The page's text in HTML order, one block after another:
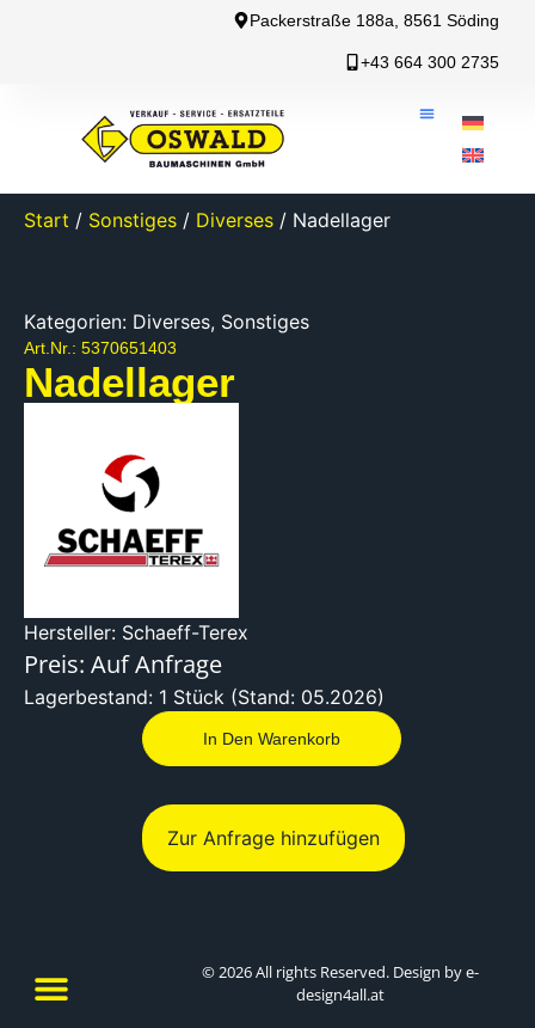
+43 664 300 2735
Packerstraße 188a, 8561 Söding
Start / Sonstiges / Diverses / Nadellager
Kategorien: Diverses, Sonstiges
Art.Nr.: 5370651403
Nadellager
Hersteller: Schaeff-Terex
Preis: Auf Anfrage
Lagerbestand: 1 Stück (Stand: 05.2026)
In Den Warenkorb
Zur Anfrage hinzufügen
© 2026 All rights Reserved. Design by e-
design4all.at